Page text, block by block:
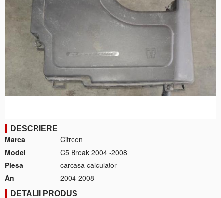
DESCRIERE
Marca
Citroen
Model
C5 Break 2004 -2008
Piesa
carcasa calculator
An
2004-2008
DETALII PRODUS